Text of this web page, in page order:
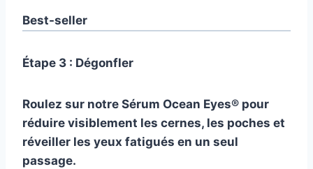
Best-seller
Étape 3 : Dégonfler
Roulez sur notre Sérum Ocean Eyes® pour
réduire visiblement les cernes, les poches et
réveiller les yeux fatigués en un seul
passage.